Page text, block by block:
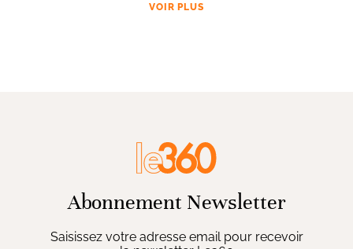
VOIR PLUS
Abonnement Newsletter
Saisissez votre adresse email pour recevoir